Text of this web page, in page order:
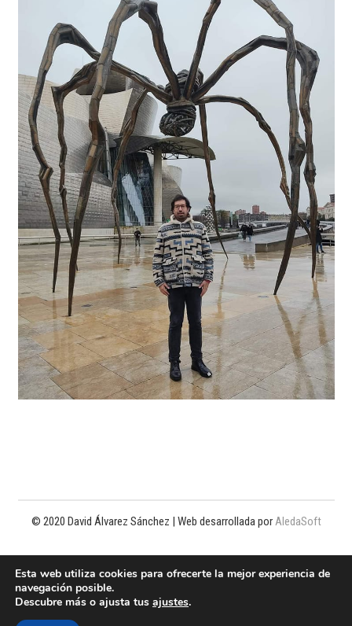
© 2020 David Álvarez Sánchez | Web desarrollada porAledaSoft
Política de privacidad
Esta web utiliza cookies para ofrecerte la mejor experiencia de
navegación posible.
Descubre más o ajusta tus ajustes.